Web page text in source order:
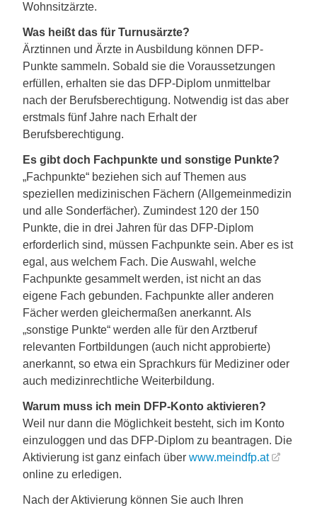
Wohnsitzärzte.
Was heißt das für Turnusärzte?
Ärztinnen und Ärzte in Ausbildung können DFP-
Punkte sammeln. Sobald sie die Voraussetzungen
erfüllen, erhalten sie das DFP-Diplom unmittelbar
nach der Berufsberechtigung. Notwendig ist das aber
erstmals fünf Jahre nach Erhalt der
Berufsberechtigung.
Es gibt doch Fachpunkte und sonstige Punkte?
„Fachpunkte“ beziehen sich auf Themen aus
speziellen medizinischen Fächern (Allgemeinmedizin
und alle Sonderfächer). Zumindest 120 der 150
Punkte, die in drei Jahren für das DFP-Diplom
erforderlich sind, müssen Fachpunkte sein. Aber es ist
egal, aus welchem Fach. Die Auswahl, welche
Fachpunkte gesammelt werden, ist nicht an das
eigene Fach gebunden. Fachpunkte aller anderen
Fächer werden gleichermaßen anerkannt. Als
„sonstige Punkte“ werden alle für den Arztberuf
relevanten Fortbildungen (auch nicht approbierte)
anerkannt, so etwa ein Sprachkurs für Mediziner oder
auch medizinrechtliche Weiterbildung.
Warum muss ich mein DFP-Konto aktivieren?
Weil nur dann die Möglichkeit besteht, sich im Konto
einzuloggen und das DFP-Diplom zu beantragen. Die
Aktivierung ist ganz einfach über www.meindfp.at
online zu erledigen.
Nach der Aktivierung können Sie auch Ihren